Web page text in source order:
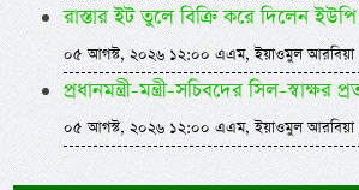
রাস্তার ইট তুলে বিক্রি করে দিলেন ইউপি
০৫ আগস্ট, ২০২৬ ১২:০০ এএম, ইয়াওমুল আরবিয়া
প্রধানমন্ত্রী-মন্ত্রী-সচিবদের সিল-স্বাক্ষর
০৫ আগস্ট, ২০২৬ ১২:০০ এএম, ইয়াওমুল আরবিয়া